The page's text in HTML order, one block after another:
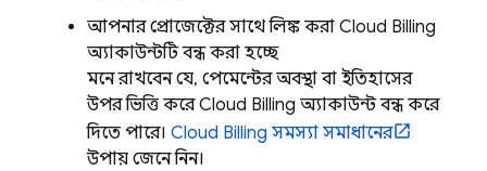
আপনার প্রোজেক্টের সাথে লিঙ্ক করা Cloud Billing
অ্যাকাউন্টটি বন্ধ করা হচ্ছে
মনে রাখবেন যে, পেমেন্টের অবস্থা বা ইতিহাসের
উপর ভিত্তি করেCloud Billing অ্যাকাউন্ট বন্ধ করে
দিতে পারে। Cloud Billing সমস্যা সমাধানের
উপায় জেনে নিন।